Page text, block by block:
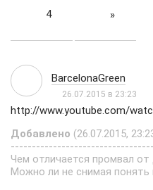
4 »
BarcelonaGreen
26.07.2015 в 23:23
http://www.youtube.com/
Добавлено (26.07.2015,
Чем отличается промвал
Можно ли не снимая